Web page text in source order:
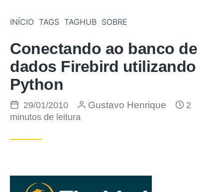
INÍCIO TAGS TAGHUB SOBRE
Conectando ao banco de
dados Firebird utilizando
Python
Postado em
29/01/2010 por
Gustavo Henrique
2
minutos de leitura